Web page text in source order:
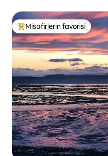
Misafirlerin favorilerinden
Misafirlerin favorisi